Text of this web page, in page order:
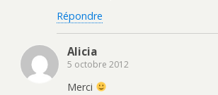
Répondre
Alicia
5 octobre 2012
Merci